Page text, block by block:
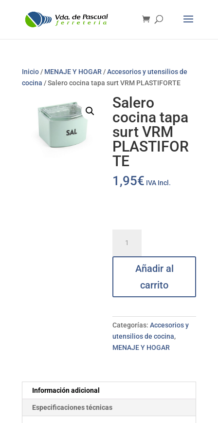
Inicio/ MENAJE Y HOGAR /Accesorios y utensilios de
cocina / Salero cocina tapa surt VRM PLASTIFORTE
Salero
cocina tapa
surt VRM
PLASTIFOR
TE
1,95€ IVA Incl.
cocina
tapa
PLASTIFORTE
Añadir al
carrito
Categorías:Accesorios y
utensilios de cocina,
MENAJE Y HOGAR
Información adicional
Especificaciones técnicas